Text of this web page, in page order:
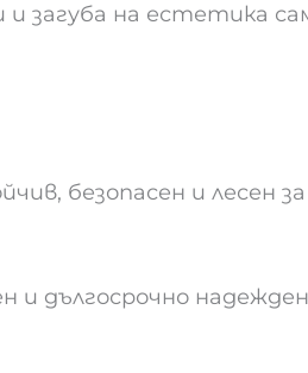
загуба на естетика
безопасен и лесен за
дългосрочно надежден